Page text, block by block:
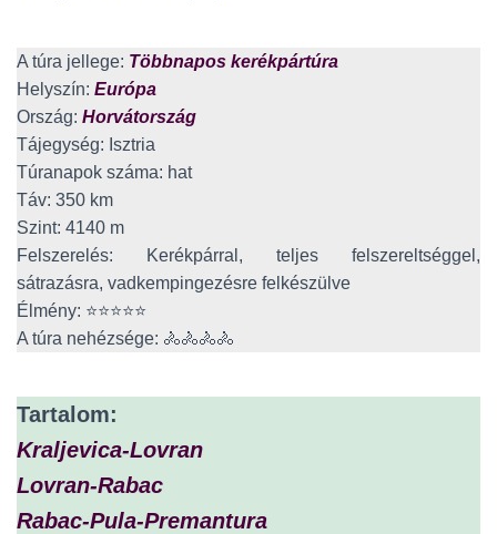
A túra jellege: Többnapos kerékpártúra
Helyszín: Európa
Ország: Horvátország
Tájegység: Isztria
Túranapok száma: hat
Táv: 350 km
Szint: 4140 m
Felszerelés: Kerékpárral, teljes felszereltséggel,
sátrazásra, vadkempingezésre felkészülve
Élmény: ⭐⭐⭐⭐⭐
A túra nehézsége: 🚴🚴🚴🚴
Tartalom:
Kraljevica-Lovran
Lovran-Rabac
Rabac-Pula-Premantura